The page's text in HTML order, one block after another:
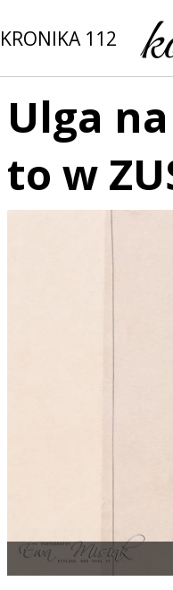
KRONIKA 112
Ulga
to w